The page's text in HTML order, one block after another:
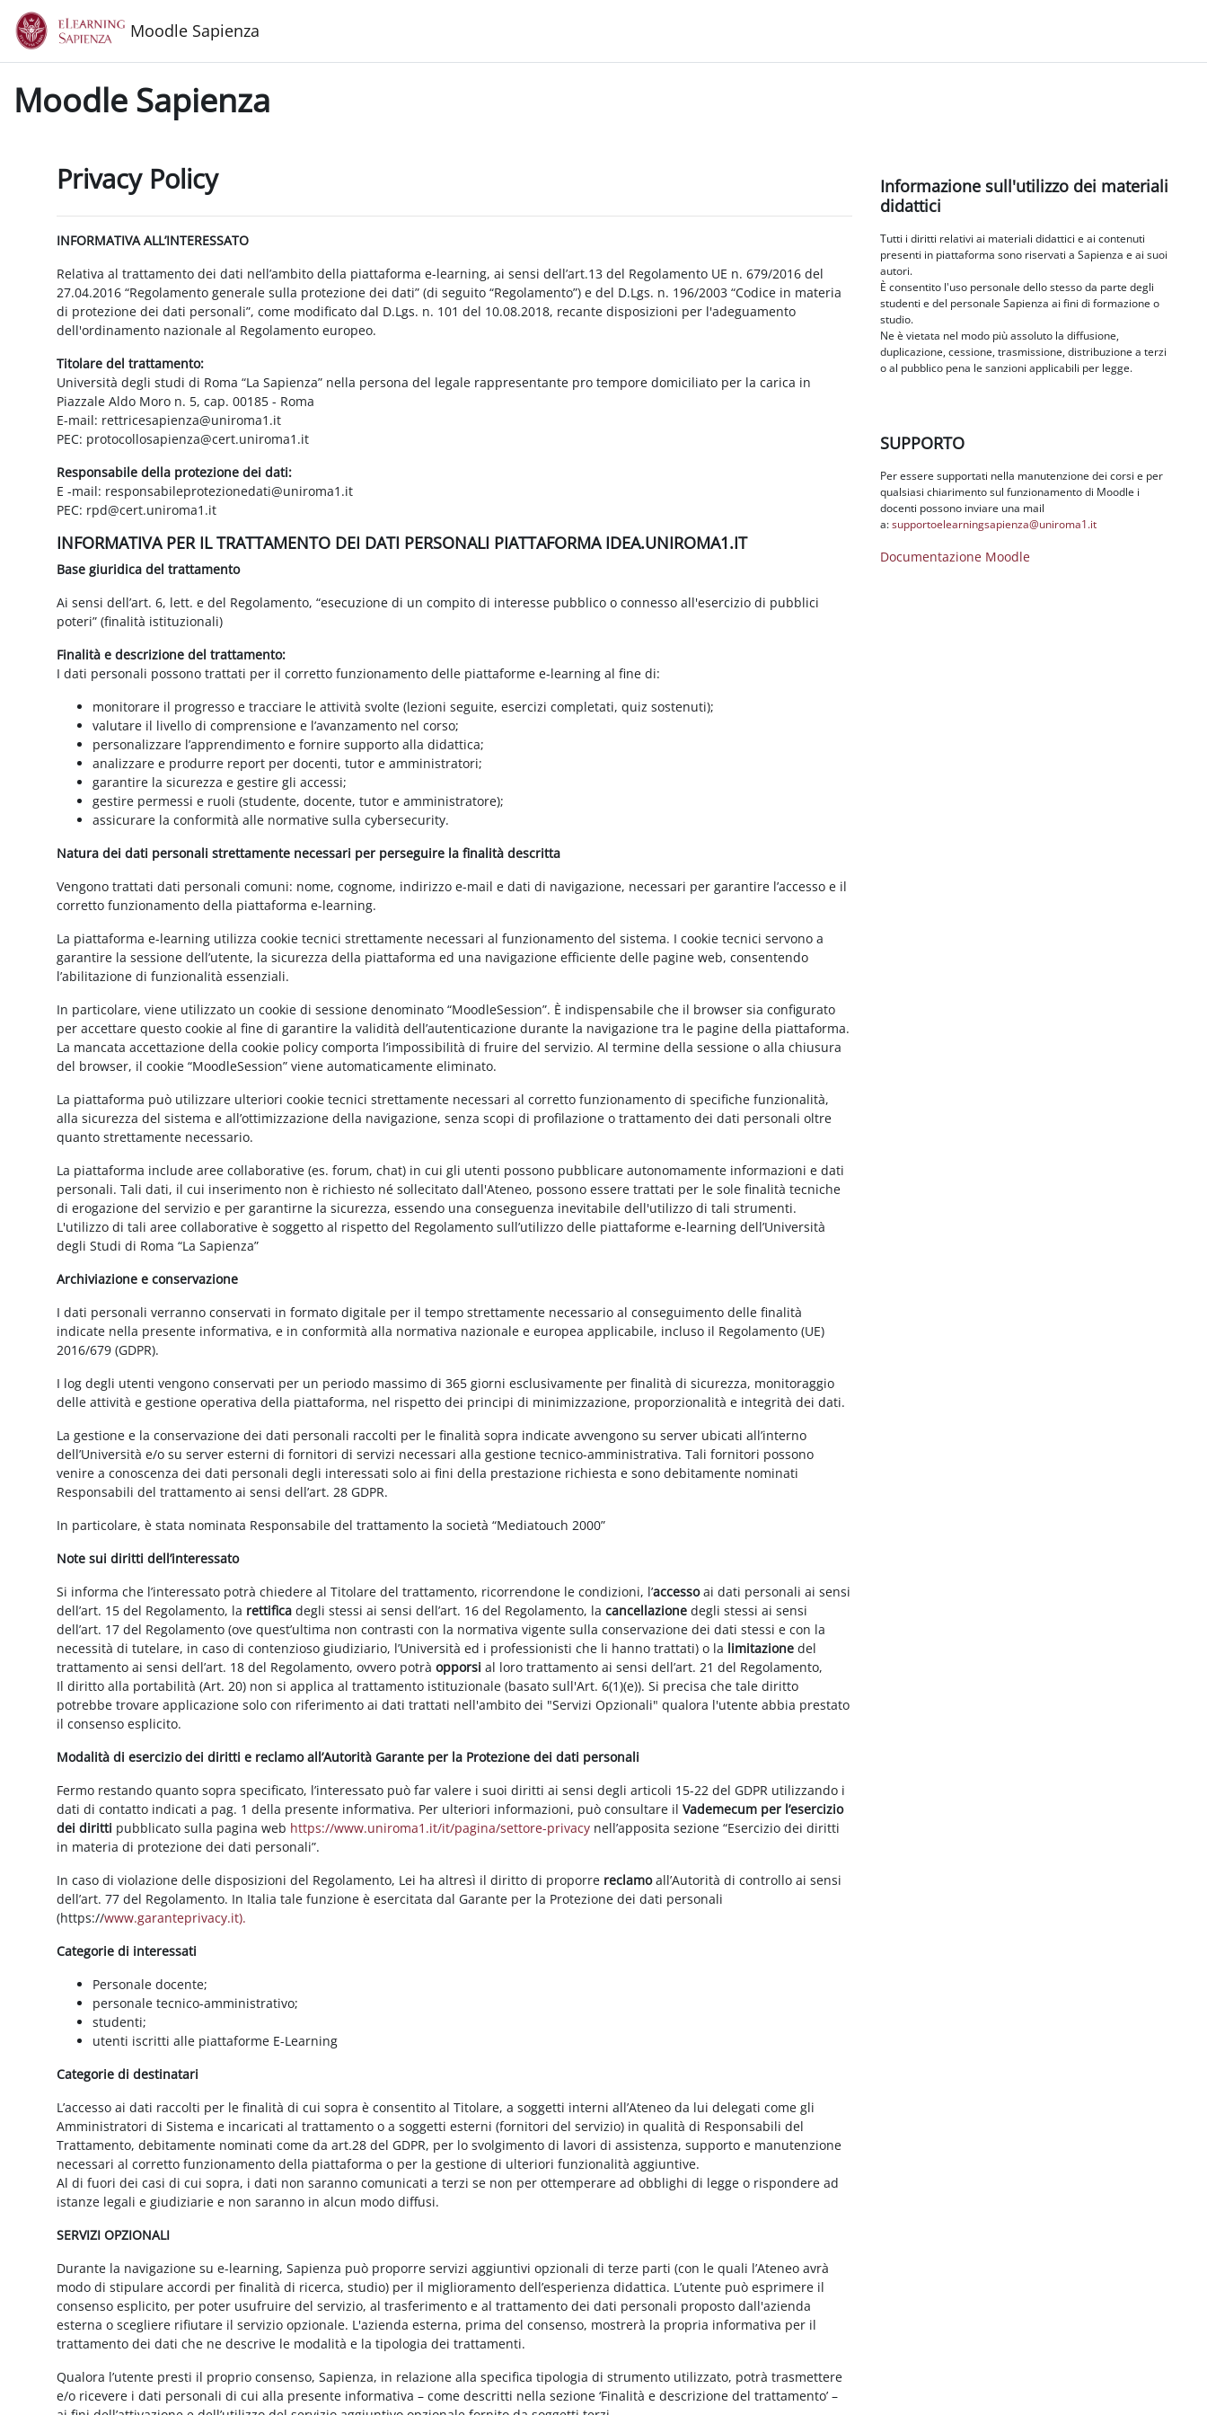
Vai al contenuto principale
Moodle Sapienza
Moodle Sapienza
Privacy Policy
INFORMATIVA ALL’INTERESSATO
Relativa al trattamento dei dati nell’ambito della piattaforma e-learning, ai sensi dell’art.13 del Regolamento UE n. 679/2016 del
27.04.2016 “Regolamento generale sulla protezione dei dati” (di seguito “Regolamento”) e del D.Lgs. n. 196/2003 “Codice in materia
di protezione dei dati personali”, come modificato dal D.Lgs. n. 101 del 10.08.2018, recante disposizioni per l'adeguamento
dell'ordinamento nazionale al Regolamento europeo.
Titolare del trattamento:
Università degli studi di Roma “La Sapienza” nella persona del legale rappresentante pro tempore domiciliato per la carica in
Piazzale Aldo Moro n. 5, cap. 00185 - Roma
E-mail: rettricesapienza@uniroma1.it
PEC: protocollosapienza@cert.uniroma1.it
Responsabile della protezione dei dati:
E -mail: responsabileprotezionedati@uniroma1.it
PEC: rpd@cert.uniroma1.it
INFORMATIVA PER IL TRATTAMENTO DEI DATI PERSONALI PIATTAFORMA IDEA.UNIROMA1.IT
Base giuridica del trattamento
Ai sensi dell’art. 6, lett. e del Regolamento, “esecuzione di un compito di interesse pubblico o connesso all'esercizio di pubblici
poteri” (finalità istituzionali)
Finalità e descrizione del trattamento:
I dati personali possono trattati per il corretto funzionamento delle piattaforme e-learning al fine di:
monitorare il progresso e tracciare le attività svolte (lezioni seguite, esercizi completati, quiz sostenuti);
valutare il livello di comprensione e l’avanzamento nel corso;
personalizzare l’apprendimento e fornire supporto alla didattica;
analizzare e produrre report per docenti, tutor e amministratori;
garantire la sicurezza e gestire gli accessi;
gestire permessi e ruoli (studente, docente, tutor e amministratore);
assicurare la conformità alle normative sulla cybersecurity.
Natura dei dati personali strettamente necessari per perseguire la finalità descritta
Vengono trattati dati personali comuni: nome, cognome, indirizzo e-mail e dati di navigazione, necessari per garantire l’accesso e il
corretto funzionamento della piattaforma e-learning.
La piattaforma e-learning utilizza cookie tecnici strettamente necessari al funzionamento del sistema. I cookie tecnici servono a
garantire la sessione dell’utente, la sicurezza della piattaforma ed una navigazione efficiente delle pagine web, consentendo
l’abilitazione di funzionalità essenziali.
In particolare, viene utilizzato un cookie di sessione denominato “MoodleSession”. È indispensabile che il browser sia configurato
per accettare questo cookie al fine di garantire la validità dell’autenticazione durante la navigazione tra le pagine della piattaforma.
La mancata accettazione della cookie policy comporta l’impossibilità di fruire del servizio. Al termine della sessione o alla chiusura
del browser, il cookie “MoodleSession” viene automaticamente eliminato.
La piattaforma può utilizzare ulteriori cookie tecnici strettamente necessari al corretto funzionamento di specifiche funzionalità,
alla sicurezza del sistema e all’ottimizzazione della navigazione, senza scopi di profilazione o trattamento dei dati personali oltre
quanto strettamente necessario.
La piattaforma include aree collaborative (es. forum, chat) in cui gli utenti possono pubblicare autonomamente informazioni e dati
personali. Tali dati, il cui inserimento non è richiesto né sollecitato dall'Ateneo, possono essere trattati per le sole finalità tecniche
di erogazione del servizio e per garantirne la sicurezza, essendo una conseguenza inevitabile dell'utilizzo di tali strumenti.
L'utilizzo di tali aree collaborative è soggetto al rispetto del Regolamento sull’utilizzo delle piattaforme e-learning dell’Università
degli Studi di Roma “La Sapienza”
Archiviazione e conservazione
I dati personali verranno conservati in formato digitale per il tempo strettamente necessario al conseguimento delle finalità
indicate nella presente informativa, e in conformità alla normativa nazionale e europea applicabile, incluso il Regolamento (UE)
2016/679 (GDPR).
I log degli utenti vengono conservati per un periodo massimo di 365 giorni esclusivamente per finalità di sicurezza, monitoraggio
delle attività e gestione operativa della piattaforma, nel rispetto dei principi di minimizzazione, proporzionalità e integrità dei dati.
La gestione e la conservazione dei dati personali raccolti per le finalità sopra indicate avvengono su server ubicati all’interno
dell’Università e/o su server esterni di fornitori di servizi necessari alla gestione tecnico-amministrativa. Tali fornitori possono
venire a conoscenza dei dati personali degli interessati solo ai fini della prestazione richiesta e sono debitamente nominati
Responsabili del trattamento ai sensi dell’art. 28 GDPR.
In particolare, è stata nominata Responsabile del trattamento la società “Mediatouch 2000”
Note sui diritti dell’interessato
Si informa che l’interessato potrà chiedere al Titolare del trattamento, ricorrendone le condizioni, l’accessoai dati personali ai sensi
dell’art. 15 del Regolamento, la rettificadegli stessi ai sensi dell’art. 16 del Regolamento, lacancellazione degli stessi ai sensi
dell’art. 17 del Regolamento (ove quest’ultima non contrasti con la normativa vigente sulla conservazione dei dati stessi e con la
necessità di tutelare, in caso di contenzioso giudiziario, l’Università ed i professionisti che li hanno trattati) o la limitazione del
trattamento ai sensi dell’art. 18 del Regolamento, ovvero potràopporsi al loro trattamento ai sensi dell’art. 21 del Regolamento,
Il diritto alla portabilità (Art. 20) non si applica al trattamento istituzionale (basato sull'Art. 6(1)(e)). Si precisa che tale diritto
potrebbe trovare applicazione solo con riferimento ai dati trattati nell'ambito dei "Servizi Opzionali" qualora l'utente abbia prestato
il consenso esplicito.
Modalità di esercizio dei diritti e reclamo all’Autorità Garante per la Protezione dei dati personali
Fermo restando quanto sopra specificato, l’interessato può far valere i suoi diritti ai sensi degli articoli 15-22 del GDPR utilizzando i
dati di contatto indicati a pag. 1 della presente informativa. Per ulteriori informazioni, può consultare ilVademecum per l’esercizio
dei diritti pubblicato sulla pagina web https://www.uniroma1.it/it/pagina/settore-privacy nell’apposita sezione “Esercizio dei diritti
in materia di protezione dei dati personali”.
In caso di violazione delle disposizioni del Regolamento, Lei ha altresì il diritto di proporre reclamoall’Autorità di controllo ai sensi
dell’art. 77 del Regolamento. In Italia tale funzione è esercitata dal Garante per la Protezione dei dati personali
(https://www.garanteprivacy.it).
Categorie di interessati
Personale docente;
personale tecnico-amministrativo;
studenti;
utenti iscritti alle piattaforme E-Learning
Categorie di destinatari
L’accesso ai dati raccolti per le finalità di cui sopra è consentito al Titolare, a soggetti interni all’Ateneo da lui delegati come gli
Amministratori di Sistema e incaricati al trattamento o a soggetti esterni (fornitori del servizio) in qualità di Responsabili del
Trattamento, debitamente nominati come da art.28 del GDPR, per lo svolgimento di lavori di assistenza, supporto e manutenzione
necessari al corretto funzionamento della piattaforma o per la gestione di ulteriori funzionalità aggiuntive.
Al di fuori dei casi di cui sopra, i dati non saranno comunicati a terzi se non per ottemperare ad obblighi di legge o rispondere ad
istanze legali e giudiziarie e non saranno in alcun modo diffusi.
SERVIZI OPZIONALI
Durante la navigazione su e-learning, Sapienza può proporre servizi aggiuntivi opzionali di terze parti (con le quali l’Ateneo avrà
modo di stipulare accordi per finalità di ricerca, studio) per il miglioramento dell’esperienza didattica. L’utente può esprimere il
consenso esplicito, per poter usufruire del servizio, al trasferimento e al trattamento dei dati personali proposto dall'azienda
esterna o scegliere rifiutare il servizio opzionale. L'azienda esterna, prima del consenso, mostrerà la propria informativa per il
trattamento dei dati che ne descrive le modalità e la tipologia dei trattamenti.
Qualora l’utente presti il proprio consenso, Sapienza, in relazione alla specifica tipologia di strumento utilizzato, potrà trasmettere
e/o ricevere i dati personali di cui alla presente informativa – come descritti nella sezione ‘Finalità e descrizione del trattamento’ –
Blocchi
Informazione sull'utilizzo dei materiali
didattici
Tutti i diritti relativi ai materiali didattici e ai contenuti
presenti in piattaforma sono riservati a Sapienza e ai suoi
autori.
È consentito l'uso personale dello stesso da parte degli
studenti e del personale Sapienza ai fini di formazione o
studio.
Ne è vietata nel modo più assoluto la diffusione,
duplicazione, cessione, trasmissione, distribuzione a terzi
o al pubblico pena le sanzioni applicabili per legge.
SUPPORTO
Per essere supportati nella manutenzione dei corsi e per
qualsiasi chiarimento sul funzionamento di Moodle i
docenti possono inviare una mail
a:supportoelearningsapienza@uniroma1.it
Documentazione Moodle